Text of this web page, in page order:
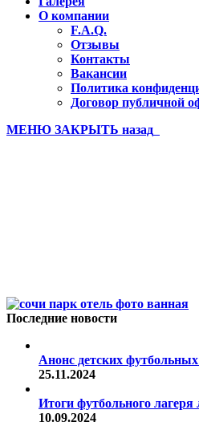
О компании
F.A.Q.
Отзывы
Контакты
Вакансии
Политика
Договор публичной
МЕНЮ ЗАКРЫТЬ назад
Последние новости
Анонс детских
25.11.2024
Итоги футбольного лагеря
10.09.2024